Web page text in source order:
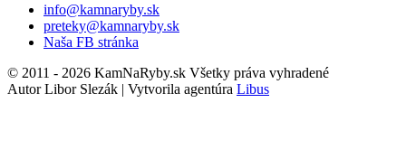
info@kamnaryby.sk
preteky@kamnaryby.sk
Naša FB stránka
© 2011 - 2026 KamNaRyby.sk Všetky práva vyhradené
Autor Libor Slezák | Vytvorila agentúra Libus